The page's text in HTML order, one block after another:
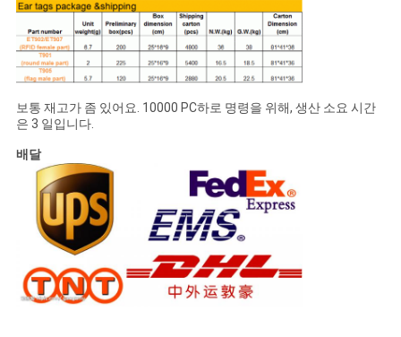
보통 재고가 좀 있어요. 10000 PC하로 명령을 위해, 생산 소요 시간
은 3 일입니다.
배달